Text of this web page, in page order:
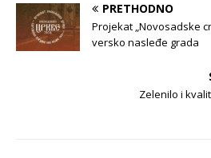
PRETHODNO
Projekat „Novosadske
versko nasleđe grada
Zelenilo i